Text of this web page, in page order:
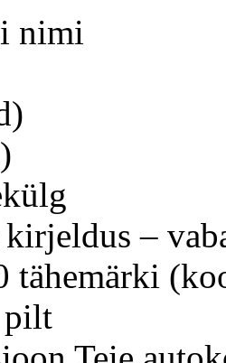
nimi
kirjeldus –
tähemärki